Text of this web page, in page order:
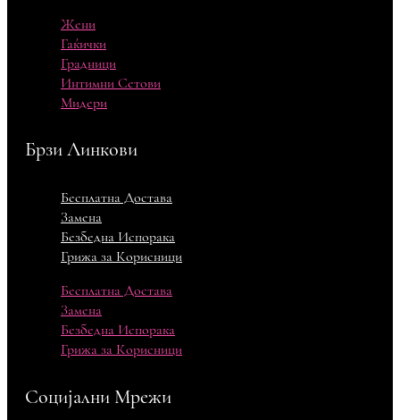
Жени
Гаќички
Градници
Интимни Сетови
Мидери
Брзи Линкови
Бесплатна Достава
Замена
Безбедна Испорака
Грижа за Корисници
Бесплатна Достава
Замена
Безбедна Испорака
Грижа за Корисници
Социјални Мрежи